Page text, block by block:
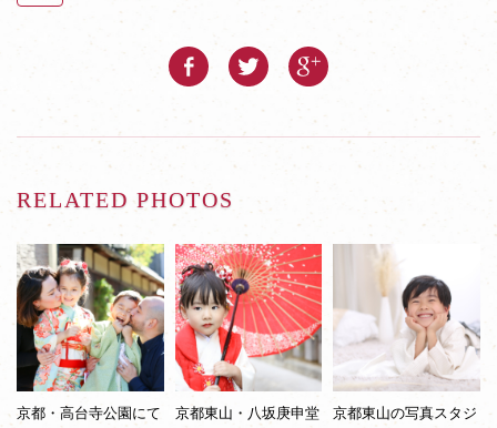
RELATED PHOTOS
京都・高台寺公園にて
京都東山・八坂庚申堂
京都東山の写真スタジ